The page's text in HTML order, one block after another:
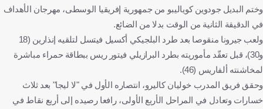
وختم البديل جودوين كوياليبو من جمهورية إفريقيا الوسطى، مهرجان الأهداف
في الدقيقة الثانية من الوقت بدلا من الضائع.
ولعب جيرونا منقوصا بعد طرد البلجيكي أكسيل فيتسل لتلقيه إنذارين (18
و30)، قبل تعقّد مأموريته بطرد البرازيلي فيتور ريس ببطاقة حمراء مباشرة
لمخاشنته ألفاريس (46).
وحقق فريق المدرب خوليان كاليرو، انتصاره الأول في "لا ليجا" بعد ثلاث
خسارات وتعادل في المراحل الأربع الأولى، رافعا رصيده إلى أربع نقاط في